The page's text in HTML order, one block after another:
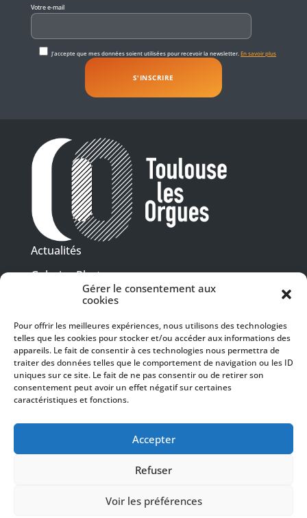
Gérer le consentement aux
cookies
Pour offrir les meilleures expériences, nous utilisons des technologies
telles que les cookies pour stocker et/ou accéder aux informations des
appareils. Le fait de consentir à ces technologies nous permettra de
traiter des données telles que le comportement de navigation ou les ID
uniques sur ce site. Le fait de ne pas consentir ou de retirer son
consentement peut avoir un effet négatif sur certaines
caractéristiques et fonctions.
Accepter
Refuser
Voir les préférences
Votre e-mail
J'accepte que mes données soient utilisées pour recevoir la newsletter.En savoir plus
Actualités
Galeries Photos
Vidéothèque
Presse
Programme PDF
Billetterie
Recrutement
Mentions légales
SUIVEZ-NOUS